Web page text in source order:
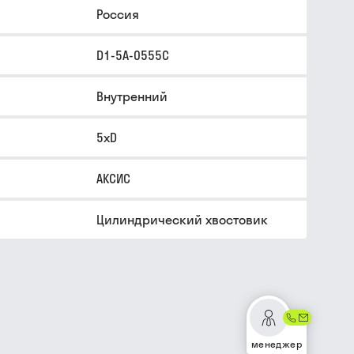
Россия
D1-5A-0555C
Внутренний
5xD
АКСИС
Цилиндрический хвостовик
менеджер